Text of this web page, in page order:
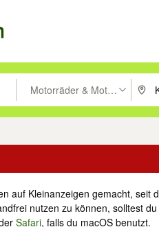
um zu suchen, oder
Motorräder & MotorrollerPLZ
auf Kleinanzeigen gemacht, seit
nutzen zu können, solltest
Safari, falls du macOS benutzt.